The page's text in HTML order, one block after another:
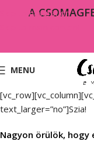
Skip to navigation
MENU
text_larger=”no”]Szia!
Nagyon örülök, hogy
A